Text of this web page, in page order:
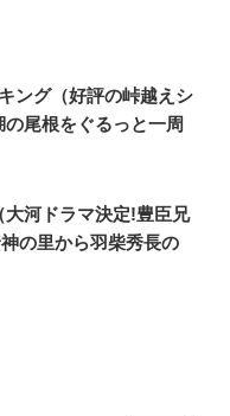
ング（好評の峠越えシ
ぐるっと一周
大河ドラマ決定!豊臣兄
の里から羽柴秀長の